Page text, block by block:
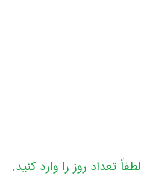
لطفاً تعداد روز را وارد کنید.